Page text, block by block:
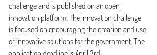
challenge and is published on an open
innovation platform. The innovation challenge
is focused on encouraging the creation and use
of innovative solutions for the government. The